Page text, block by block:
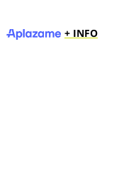
+ INFO